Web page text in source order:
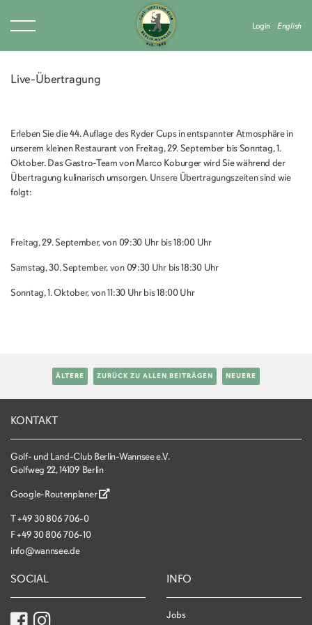
Login English
Live-Übertragung
Erleben Sie die 44. Auflage des Ryder Cups in entspannter Atmosphäre in
unserem kleinen Restaurant von Freitag, 29. September bis Sonntag, 1.
Oktober. Das Gastro-Team von Marco Koburger wird Sie während der
Übertragung kulinarisch umsorgen. Unsere Übertragungszeiten sind wie
folgt:
Freitag, 29. September, von 09:30 Uhr bis 18:00 Uhr
Samstag, 30. September, von 09:30 Uhr bis 18:30 Uhr
Sonntag, 1. Oktober, von 11:30 Uhr bis 18:00 Uhr
ÄLTERE ZURÜCK ZU ALLEN BEITRÄGEN NEUERE
KONTAKT
Golf- und Land-Club Berlin-Wannsee e.V.
Golfweg 22, 14109 Berlin
Google-Routenplaner
T+49 30 806 706-0
F+49 30 806 706-10
info@wannsee.de
SOCIAL INFO
Jobs